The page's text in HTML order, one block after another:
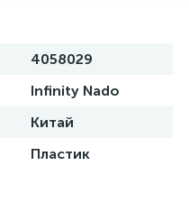
4058029
Infinity Nado
Китай
Пластик